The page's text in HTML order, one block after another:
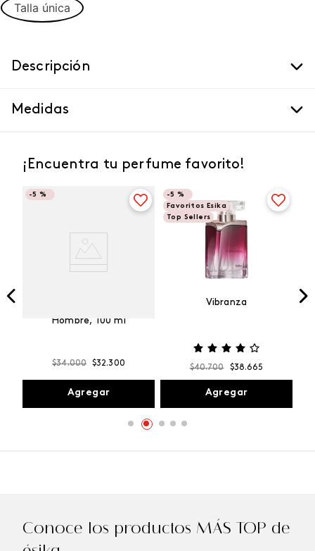
Talla única
Descripción
Medidas
¡Encuentra tu perfume favorito!
-5 %
Hombre, 100 ml
$34.000 $32.300
Agregar
-5 %
Favoritos Esika
Top Sellers
Vibranza
$40.700 $38.665
Agregar
Conoce los productos MÁS TOP de